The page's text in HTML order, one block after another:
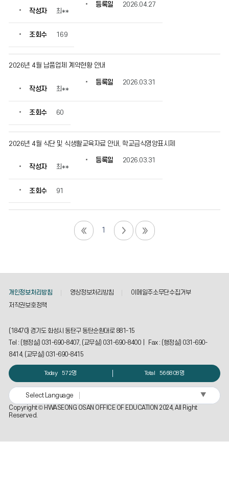
작성자 최**
등록일 2026.04.27
조회수 169
2026년 4월 납품업체 계약현황 안내
작성자 최**
등록일 2026.03.31
조회수 60
2026년 4월 식단 및 식생활교육자료 안내, 학교급식영양표시제
작성자 최**
등록일 2026.03.31
조회수 91
1
개인정보처리방침 영상정보처리방침
이메일주소무단수집거부
저작권보호정책
(18470) 경기도 화성시 동탄구 동탄순환대로 881-15
Tel : (행정실) 031-690-8407, (교무실) 031-690-8400 | Fax : (행정실) 031-690-
8414, (교무실) 031-690-8415
Today 572명 Total 566808명
Select Language
▼
Copyright © HWASEONG OSAN OFFICE OF EDUCATION 2024, All Right
Reserved.